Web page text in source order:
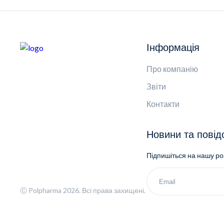
Ⓒ Polpharma 2026. Всі права захищені.
Інформація
Про компанію
Звіти
Контакти
Новини та
Підпишіться на нашу